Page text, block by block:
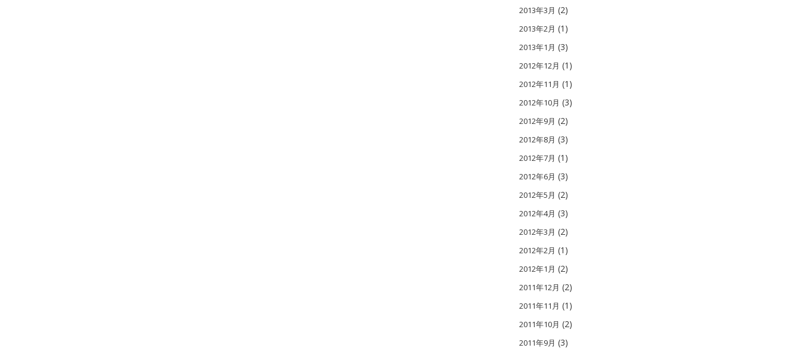
2013年3月 (2)
2013年2月 (1)
2013年1月 (3)
2012年12月 (1)
2012年11月 (1)
2012年10月 (3)
2012年9月 (2)
2012年8月 (3)
2012年7月 (1)
2012年6月 (3)
2012年5月 (2)
2012年4月 (3)
2012年3月 (2)
2012年2月 (1)
2012年1月 (2)
2011年12月 (2)
2011年11月 (1)
2011年10月 (2)
2011年9月 (3)